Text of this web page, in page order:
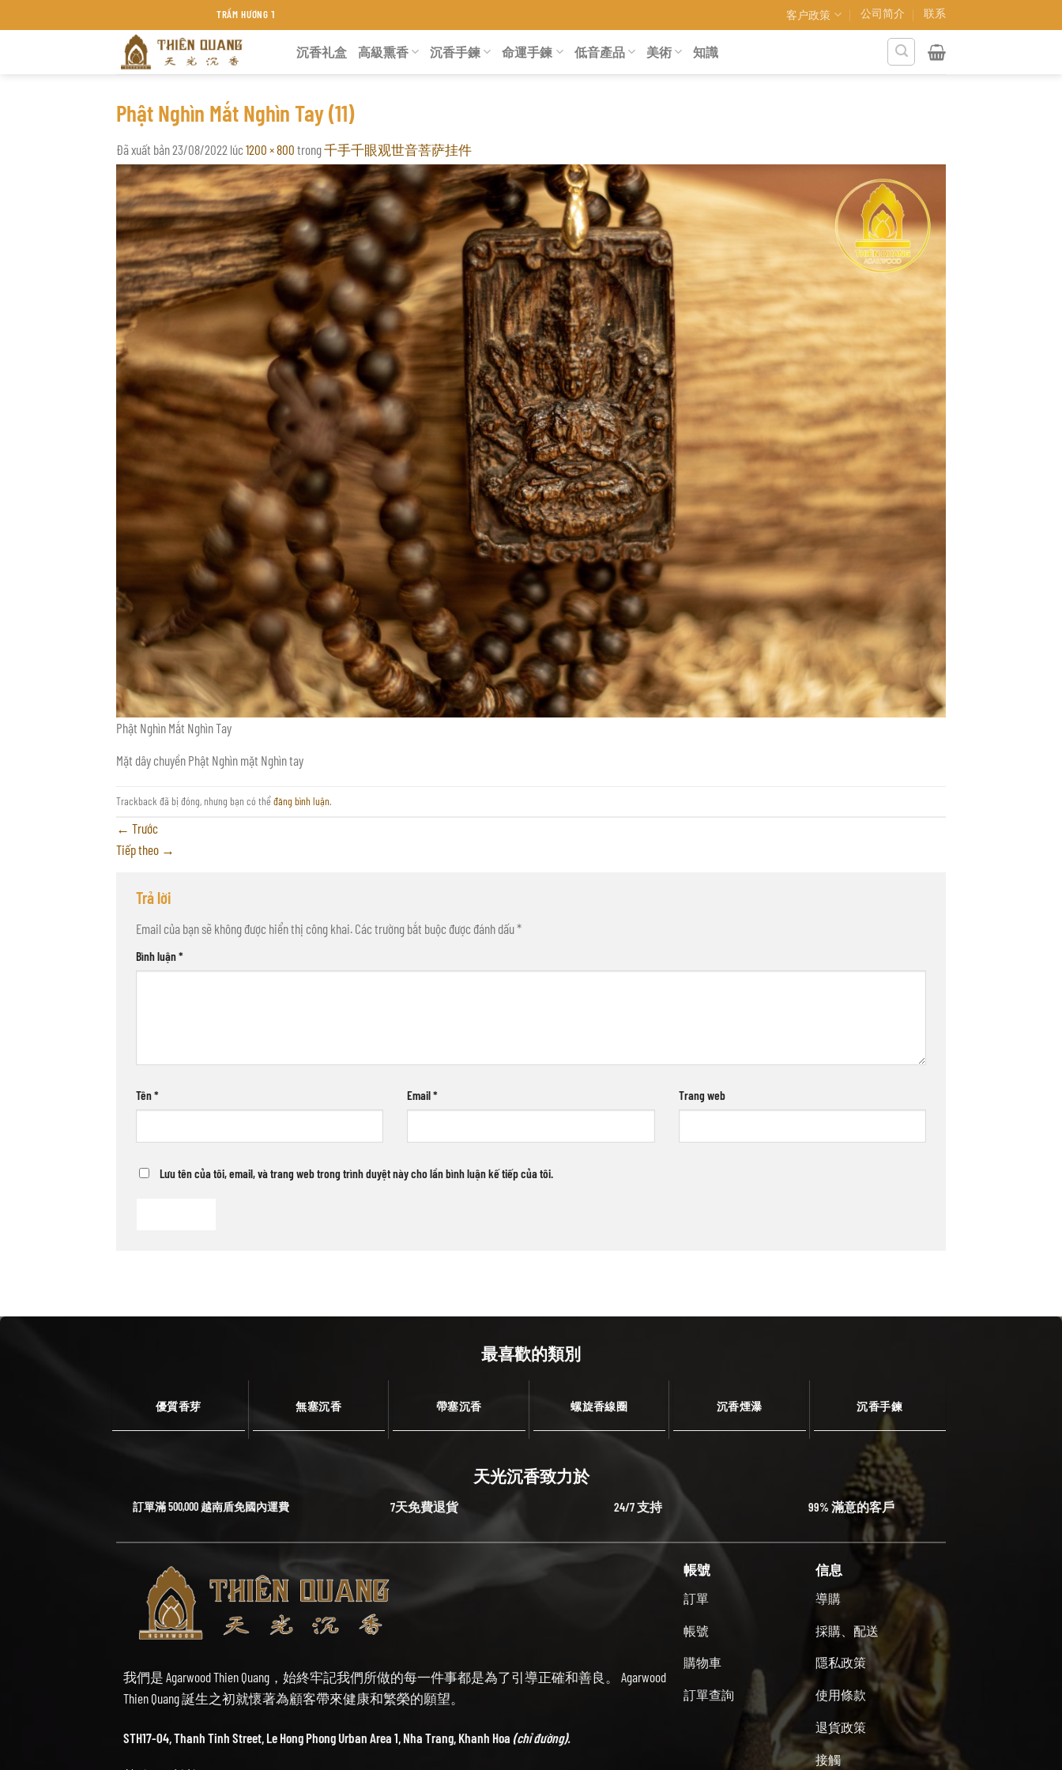
đến
TRẦM HƯƠNG THIÊN QUANG KHÁNH HÒA 客户政策 公司简介 联系
沉香礼盒 高級熏香 沉香手鍊 命運手鍊 低音產品 美術 知識
Phật Nghìn Mắt Nghìn Tay (11)
Đã xuất bản23/08/2022 lúc1200 × 800 trong千手千眼观世音菩萨挂件
Phật Nghìn Mắt Nghìn Tay
Mặt dây chuyền Phật Nghìn mặt Nghìn tay
Trackback đã bị đóng, nhưng bạn có thểđăng bình luận.
← Trước
Tiếp theo →
Trả lời
Email của bạn sẽ không được hiển thị công khai. Các trường bắt buộc được đánh dấu*
Bình luận*
Tên* Email* Trang web
Lưu tên của tôi, email, và trang web trong trình duyệt này cho lần bình luận kế tiếp của tôi.
最喜歡的類別
優質香芽 無塞沉香 帶塞沉香 螺旋香線圈 沉香煙瀑 沉香手鍊
天光沉香致力於
訂單滿 500,000 越南盾免國內運費 7天免費退貨 24/7 支持 99% 滿意的客戶
我們是 Agarwood Thien Quang，始終牢記我們所做的每一件事都是為了引導正確和善良。 Agarwood
Thien Quang 誕生之初就懷著為顧客帶來健康和繁榮的願望。
STH17-04, Thanh Tinh Street, Le Hong Phong Urban Area 1, Nha Trang, Khanh Hoa (chỉ đường).
帳號
訂單
帳號
購物車
訂單查詢
信息
導購
採購、配送
隱私政策
使用條款
退貨政策
接觸